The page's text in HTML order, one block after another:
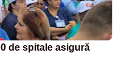
de spitale asigură